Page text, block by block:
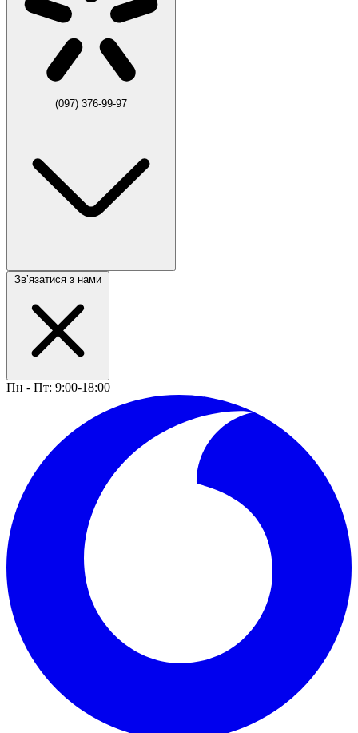
(097) 376-99-97
Звʼязатися з нами
Пн - Пт: 9:00-18:00